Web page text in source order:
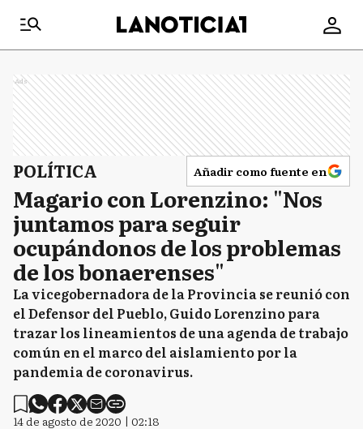
Ads
POLÍTICA Añadir como fuente en
Magario con Lorenzino: "Nos
juntamos para seguir
ocupándonos de los problemas
de los bonaerenses"
La vicegobernadora de la Provincia se reunió con
el Defensor del Pueblo, Guido Lorenzino para
trazar los lineamientos de una agenda de trabajo
común en el marco del aislamiento por la
pandemia de coronavirus.
14 de agosto de 2020 | 02:18